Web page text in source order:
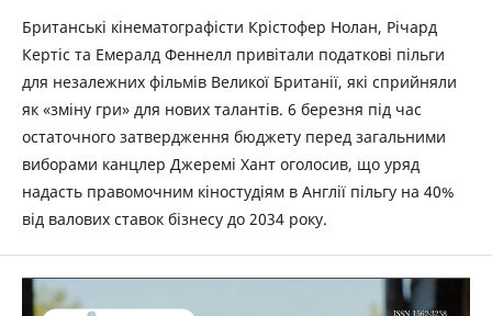
Британські кінематографісти Крістофер Нолан, Річард
Кертіс та Емералд Феннелл привітали податкові пільги
для незалежних фільмів Великої Британії, які сприйняли
як «зміну гри» для нових талантів. 6 березня під час
остаточного затвердження бюджету перед загальними
виборами канцлер Джеремі Хант оголосив, що уряд
надасть правомочним кіностудіям в Англії пільгу на 40%
від валових ставок бізнесу до 2034 року.